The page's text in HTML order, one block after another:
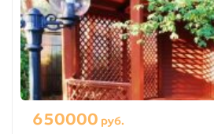
650000 руб.